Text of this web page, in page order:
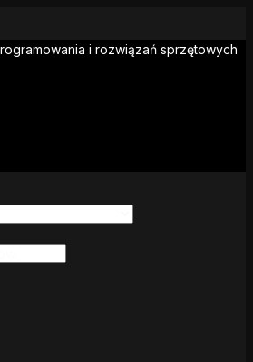
i rozwiązań sprzętowych